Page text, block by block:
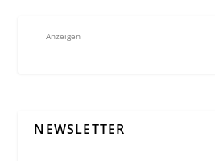
Anzeigen
NEWSLETTER